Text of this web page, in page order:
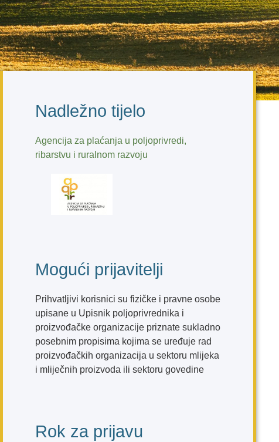
Nadležno tijelo
Agencija za plaćanja u poljoprivredi,
ribarstvu i ruralnom razvoju
Mogući prijavitelji
Prihvatljivi korisnici su fizičke i pravne osobe
upisane u Upisnik poljoprivrednika i
proizvođačke organizacije priznate sukladno
posebnim propisima kojima se uređuje rad
proizvođačkih organizacija u sektoru mlijeka
i mliječnih proizvoda ili sektoru govedine
Rok za prijavu